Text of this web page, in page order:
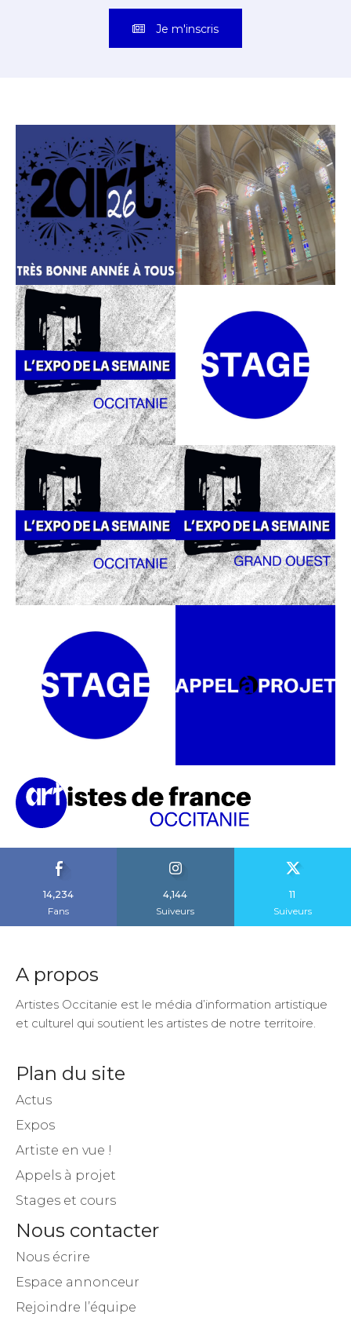
Je m'inscris
14,234
Fans
4,144
Suiveurs
11
Suiveurs
A propos
Artistes Occitanie est le média d’information artistique
et culturel qui soutient les artistes de notre territoire.
Plan du site
Actus
Expos
Artiste en vue !
Appels à projet
Stages et cours
Nous contacter
Nous écrire
Espace annonceur
Rejoindre l’équipe